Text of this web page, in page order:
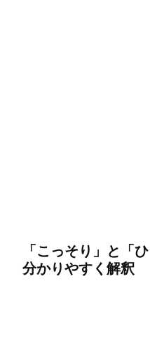
「こっそり」と「
分かりやすく解釈